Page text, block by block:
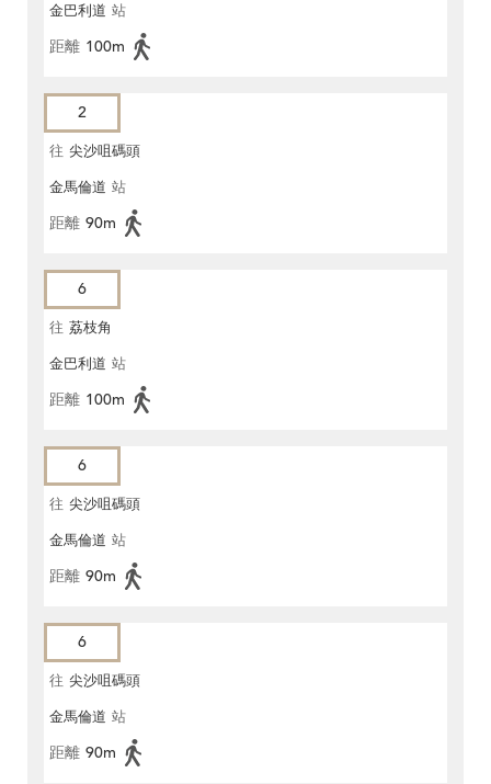
金巴利道 站
距離 100m
2
往 尖沙咀碼頭
金馬倫道 站
距離 90m
6
往 荔枝角
金巴利道 站
距離 100m
6
往 尖沙咀碼頭
金馬倫道 站
距離 90m
6
往 尖沙咀碼頭
金馬倫道 站
距離 90m